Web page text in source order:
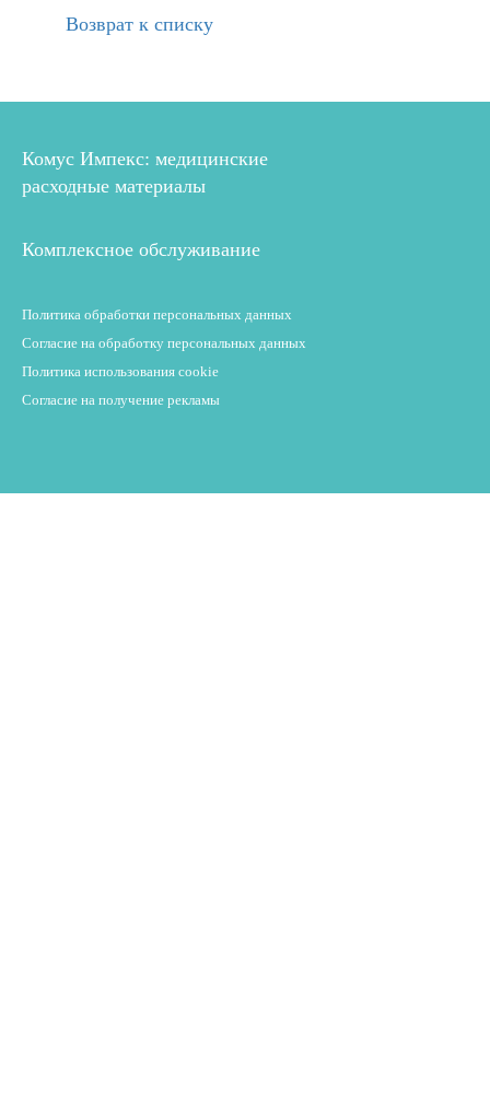
Возврат к списку
Комус Импекс: медицинские
расходные материалы
Комплексное обслуживание
Политика обработки персональных данных
Согласие на обработку персональных данных
Политика использования cookie
Согласие на получение рекламы